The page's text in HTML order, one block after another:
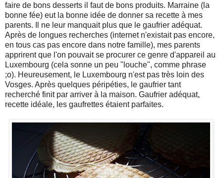
faire de bons desserts il faut de bons produits. Marraine (la
bonne fée) eut la bonne idée de donner sa recette à mes
parents. Il ne leur manquait plus que le gaufrier adéquat.
Après de longues recherches (internet n'existait pas encore,
en tous cas pas encore dans notre famille), mes parents
apprirent que l'on pouvait se procurer ce genre d'appareil au
Luxembourg (cela sonne un peu "louche", comme phrase
;o). Heureusement, le Luxembourg n'est pas très loin des
Vosges. Après quelques péripéties, le gaufrier tant
recherché finit par arriver à la maison. Gaufrier adéquat,
recette idéale, les gaufrettes étaient parfaites.